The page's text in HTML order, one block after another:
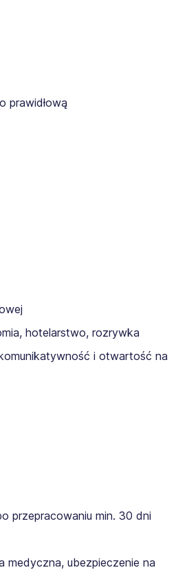
prawidłową
hotelarstwo, rozrywka
i otwartość na
przepracowaniu min. 30 dni
ubezpieczenie na